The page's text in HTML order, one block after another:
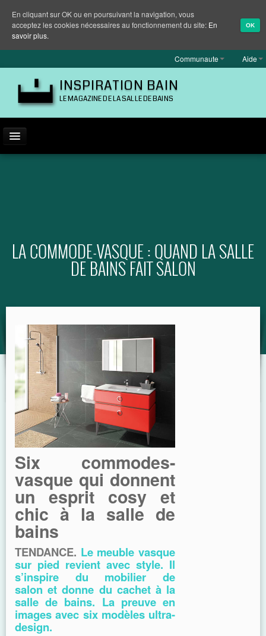
Communaute Aide
INSPIRATION BAIN
LE MAGAZINE DE LA SALLE DE BAINS
LA COMMODE-VASQUE : QUAND LA SALLE
DE BAINS FAIT SALON
Six commodes-
vasque qui donnent
un esprit cosy et
chic à la salle de
bains
TENDANCE. Le meuble vasque
sur pied revient avec style. Il
s’inspire du mobilier de
salon et donne du cachet à la
salle de bains. La preuve en
images avec six modèles ultra-
design.
En cliquant sur OK ou en poursuivant la navigation, vous
acceptez les cookies nécessaires au fonctionnement du site: En
savoir plus.
OK